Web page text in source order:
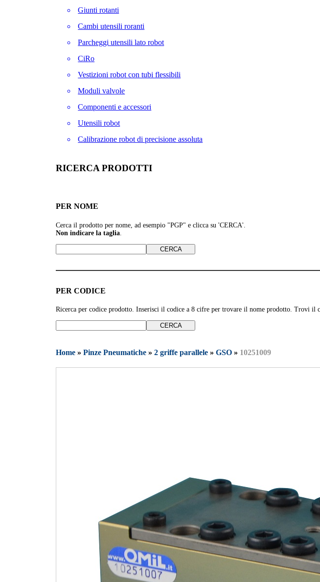
Giunti rotanti
Cambi utensili roranti
Parcheggi utensili lato robot
CiRo
Vestizioni robot con tubi flessibili
Moduli valvole
Componenti e accessori
Utensili robot
Calibrazione robot di precisione assoluta
RICERCA PRODOTTI
PER NOME
Cerca il prodotto per nome, ad esempio "PGP" e clicca su 'CERCA'.
Non indicare la taglia
PER CODICE
Ricerca per codice prodotto. Inserisci il codice a 8 cifre per trovare il nome prodotto. Trovi
Home »Pinze Pneumatiche »2 griffe parallele »GSO » 10251009